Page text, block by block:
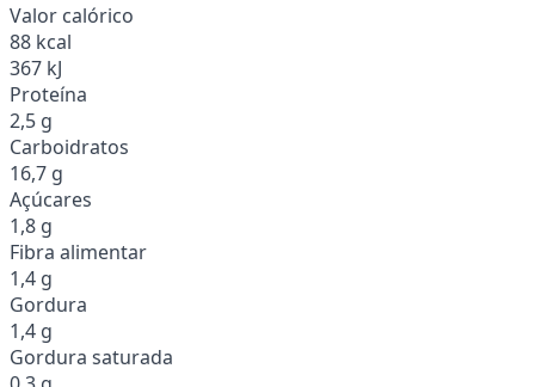
Valor calórico
88 kcal
367 kJ
Proteína
2,5 g
Carboidratos
16,7 g
Açúcares
1,8 g
Fibra alimentar
1,4 g
Gordura
1,4 g
Gordura saturada